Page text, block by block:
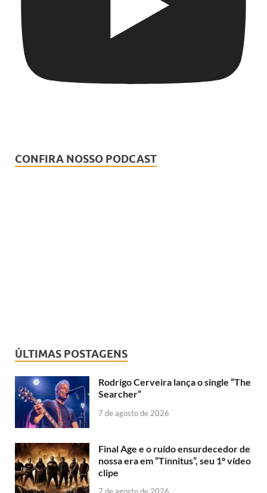
CONFIRA NOSSO PODCAST
ÚLTIMAS POSTAGENS
Rodrigo Cerveira lança o single “The
Searcher”
7 de agosto de 2026
Final Age e o ruído ensurdecedor de
nossa era em “Tinnitus”, seu 1º vídeo
clipe